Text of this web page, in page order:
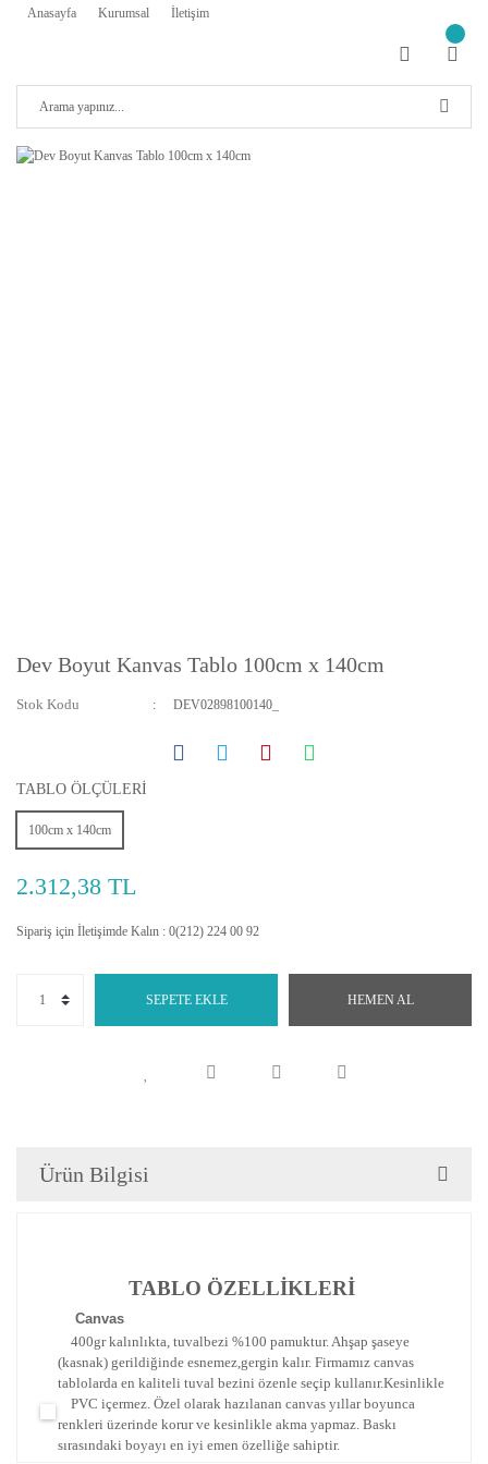
Anasayfa Kurumsal İletişim
Dev Boyut Kanvas Tablo 100cm x 140cm
Stok Kodu DEV02898100140_
TABLO ÖLÇÜLERİ
100cm x 140cm
2.312,38 TL
Sipariş için İletişimde Kalın : 0(212) 224 00 92
SEPETE EKLE HEMEN AL
Ürün Bilgisi
TABLO ÖZELLİKLERİ
Canvas
400gr kalınlıkta, tuvalbezi %100 pamuktur. Ahşap şaseye
(kasnak) gerildiğinde esnemez,gergin kalır. Firmamız canvas
tablolarda en kaliteli tuval bezini özenle seçip kullanır.Kesinlikle
PVC içermez. Özel olarak hazılanan canvas yıllar boyunca
renkleri üzerinde korur ve kesinlikle akma yapmaz. Baskı
sırasındaki boyayı en iyi emen özelliğe sahiptir.